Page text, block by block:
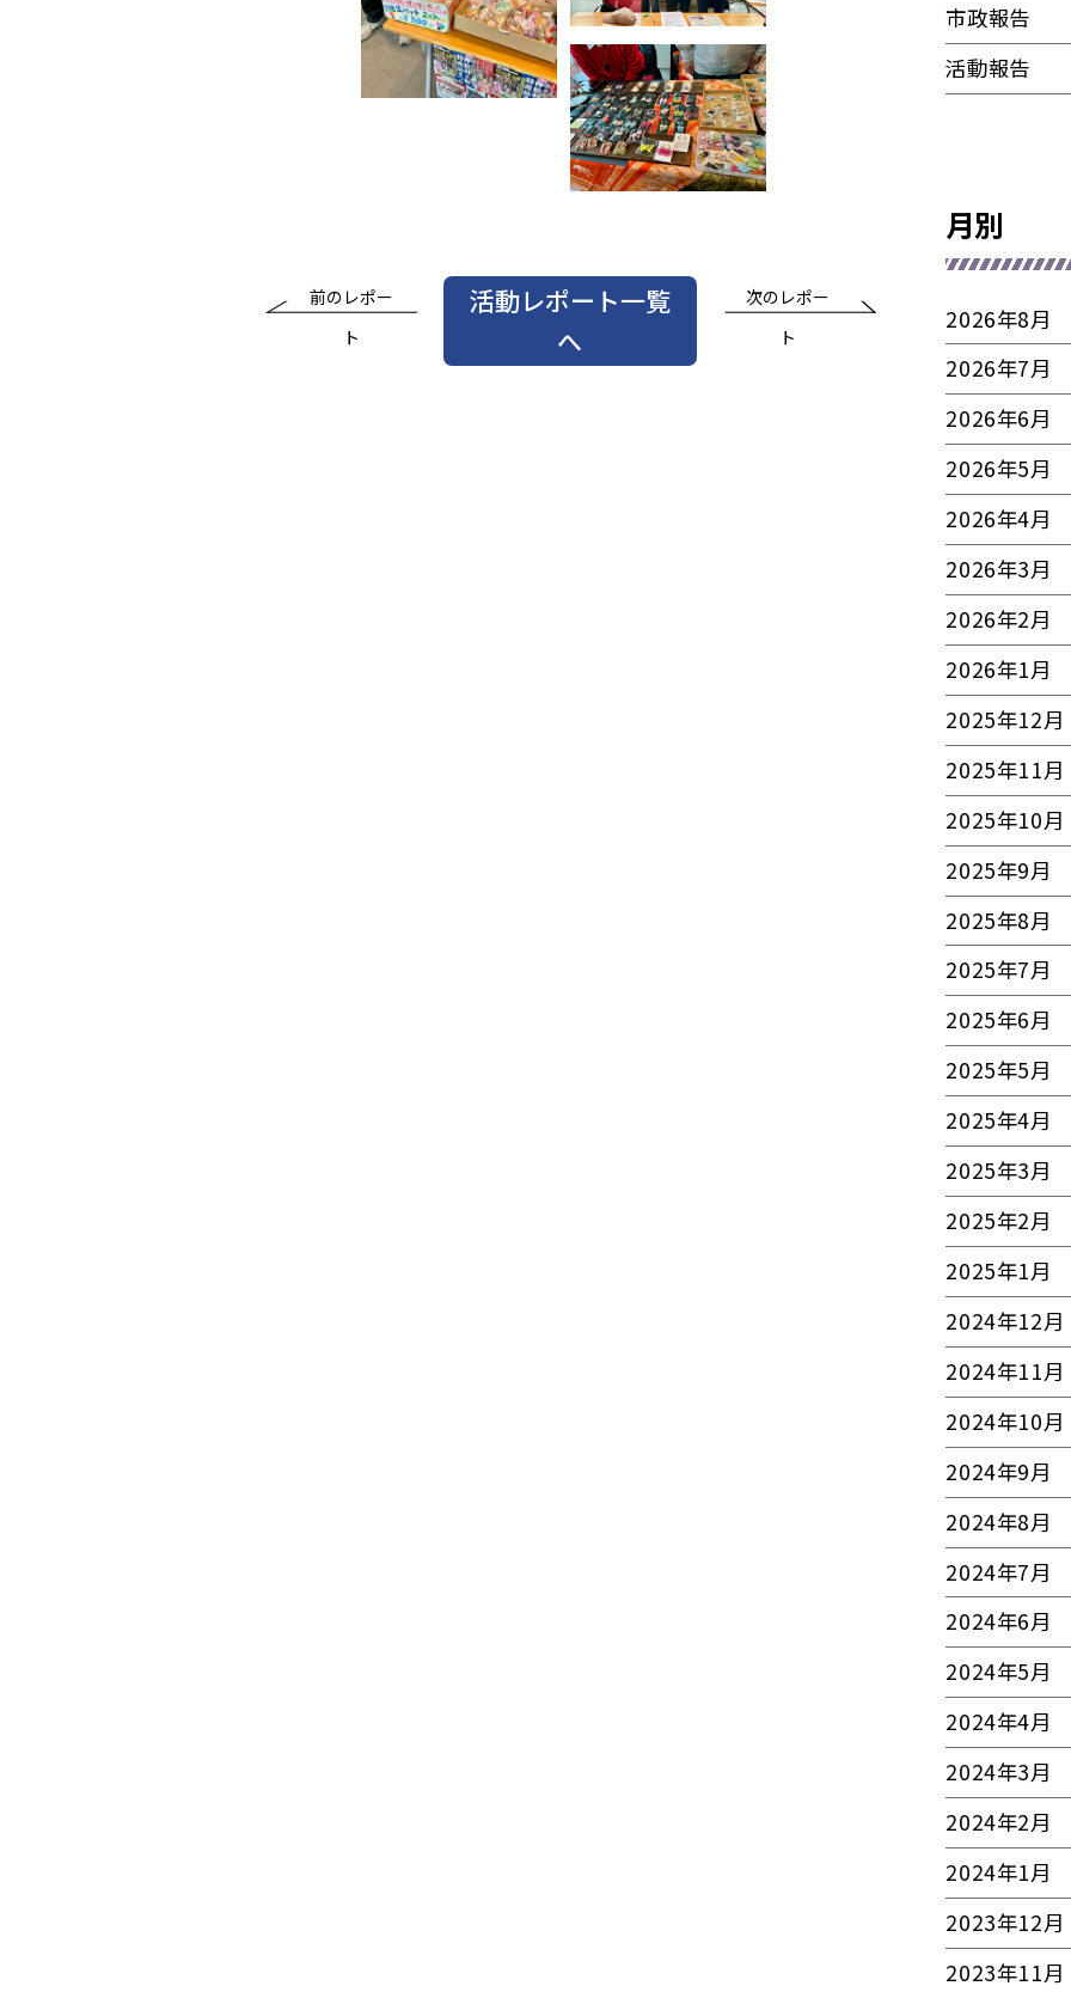
前のレポー
ト
活動レポート一覧
へ
次のレポー
ト
市政報告
活動報告
月別
2026年8月
2026年7月
2026年6月
2026年5月
2026年4月
2026年3月
2026年2月
2026年1月
2025年12月
2025年11月
2025年10月
2025年9月
2025年8月
2025年7月
2025年6月
2025年5月
2025年4月
2025年3月
2025年2月
2025年1月
2024年12月
2024年11月
2024年10月
2024年9月
2024年8月
2024年7月
2024年6月
2024年5月
2024年4月
2024年3月
2024年2月
2024年1月
2023年12月
2023年11月